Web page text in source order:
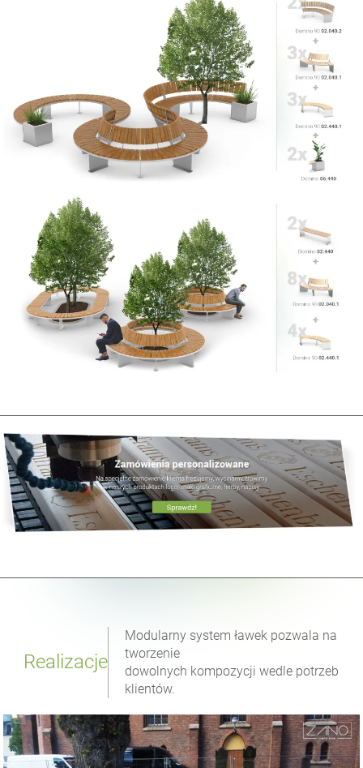
Realizacje
Modularny system ławek pozwala na
tworzenie
dowolnych kompozycji wedle potrzeb
klientów.